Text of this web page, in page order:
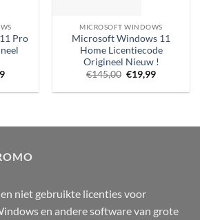
Pro
Huidige
is:
MICROSOFT WINDOWS
Microsoft Windows 11
Home Licentiecode
Origineel Nieuw !
€145,00 Oorspronkelijke
prijs
was:
€19,99Huidige
is:
niet gebruikte licenties voor
en andere software van grote